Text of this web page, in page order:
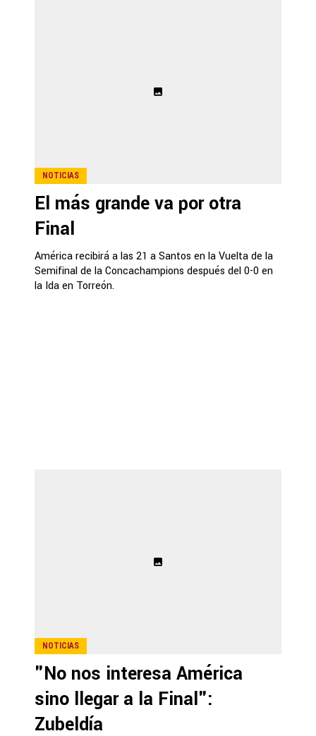
NOTICIAS
El más grande va por otra
Final
América recibirá a las 21 a Santos en la Vuelta de la
Semifinal de la Concachampions después del 0-0 en
la Ida en Torreón.
NOTICIAS
"No nos interesa América
sino llegar a la Final":
Zubeldía